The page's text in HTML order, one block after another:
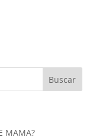
MAMA?